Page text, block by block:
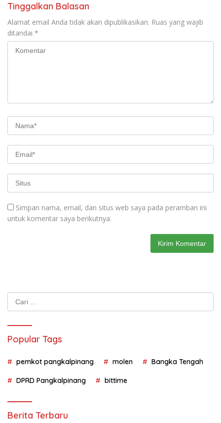
Tinggalkan Balasan
Alamat email Anda tidak akan dipublikasikan. Ruas yang wajib
ditandai *
Simpan nama, email, dan situs web saya pada peramban ini
untuk komentar saya berikutnya.
Cari
untuk:
Popular Tags
pemkot pangkalpinang molen Bangka Tengah
DPRD Pangkalpinang bittime
Berita Terbaru